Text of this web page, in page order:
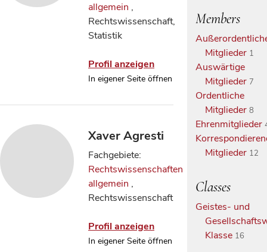
allgemein ,
Rechtswissenschaft,
Statistik
Profil anzeigen
In eigener Seite öffnen
Xaver Agresti
Fachgebiete:
Rechtswissenschaften
allgemein ,
Rechtswissenschaft
Profil anzeigen
In eigener Seite öffnen
Members
Mitglieder 1
Auswärtige
Mitglieder 7
Ordentliche
Mitglieder 8
Ehrenmitglieder
Mitglieder 12
Classes
Geistes- und
Klasse 16